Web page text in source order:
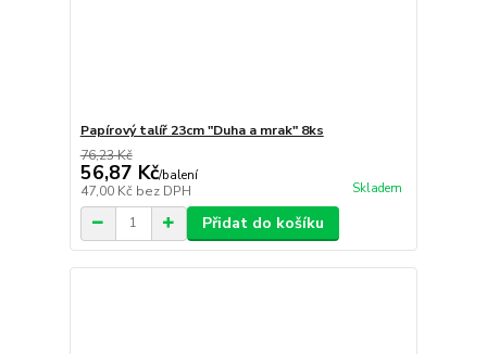
Papírový talíř 23cm "Duha a mrak" 8ks
76,23 Kč
56,87 Kč/balení
47,00 Kč bez DPH Skladem
Přidat do košíku